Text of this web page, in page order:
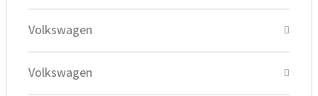
Volkswagen
Volkswagen